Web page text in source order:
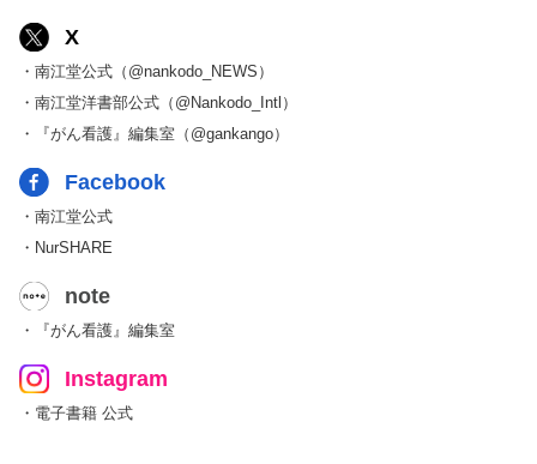
X
・南江堂公式（@nankodo_NEWS）
・南江堂洋書部公式（@Nankodo_Intl）
・『がん看護』編集室（@gankango）
Facebook
・南江堂公式
・NurSHARE
note
・『がん看護』編集室
Instagram
・電子書籍 公式